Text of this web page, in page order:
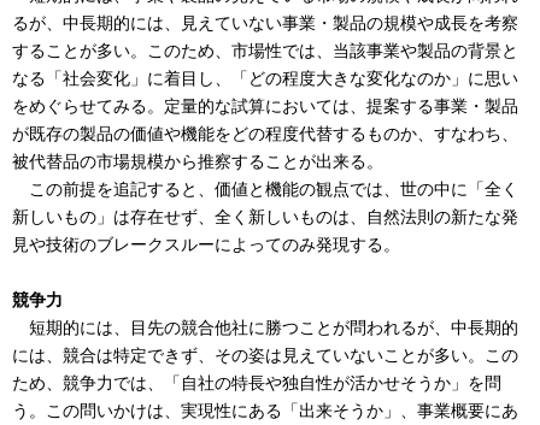
るが、中長期的には、見えていない事業・製品の規模や成長を考察
することが多い。このため、市場性では、当該事業や製品の背景と
なる「社会変化」に着目し、「どの程度大きな変化なのか」に思い
をめぐらせてみる。定量的な試算においては、提案する事業・製品
が既存の製品の価値や機能をどの程度代替するものか、すなわち、
被代替品の市場規模から推察することが出来る。
この前提を追記すると、価値と機能の観点では、世の中に「全く
新しいもの」は存在せず、全く新しいものは、自然法則の新たな発
見や技術のブレークスルーによってのみ発現する。
競争力
短期的には、目先の競合他社に勝つことが問われるが、中長期的
には、競合は特定できず、その姿は見えていないことが多い。この
ため、競争力では、「自社の特長や独自性が活かせそうか」を問
う。この問いかけは、実現性にある「出来そうか」、事業概要にあ